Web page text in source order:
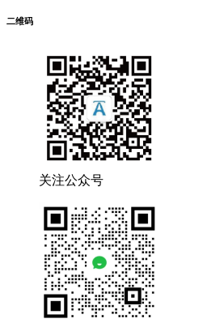
二维码
关注公众号